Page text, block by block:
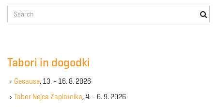
e
e
y
Tabori in dogodki
Gesause, 13. - 16. 8. 2026
Tabor Nejca Zaplotnika, 4. - 6. 9. 2026